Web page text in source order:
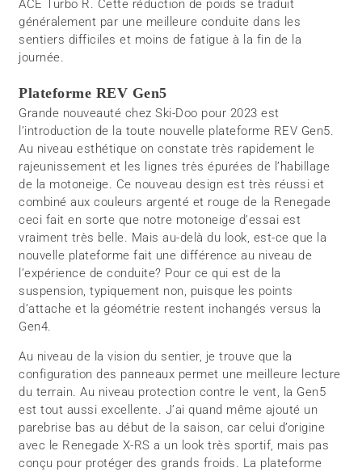
ACE Turbo R. Cette réduction de poids se traduit
généralement par une meilleure conduite dans les
sentiers difficiles et moins de fatigue à la fin de la
journée.
Plateforme REV Gen5
Grande nouveauté chez Ski-Doo pour 2023 est
l’introduction de la toute nouvelle plateforme REV Gen5.
Au niveau esthétique on constate très rapidement le
rajeunissement et les lignes très épurées de l’habillage
de la motoneige. Ce nouveau design est très réussi et
combiné aux couleurs argenté et rouge de la Renegade
ceci fait en sorte que notre motoneige d’essai est
vraiment très belle. Mais au-delà du look, est-ce que la
nouvelle plateforme fait une différence au niveau de
l’expérience de conduite? Pour ce qui est de la
suspension, typiquement non, puisque les points
d’attache et la géométrie restent inchangés versus la
Gen4.
Au niveau de la vision du sentier, je trouve que la
configuration des panneaux permet une meilleure lecture
du terrain. Au niveau protection contre le vent, la Gen5
est tout aussi excellente. J’ai quand même ajouté un
parebrise bas au début de la saison, car celui d’origine
avec le Renegade X-RS a un look très sportif, mais pas
conçu pour protéger des grands froids. La plateforme